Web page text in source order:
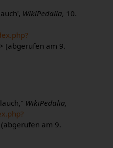
WikiPedalia, 10.
> [abgerufen am 9.
WikiPedalia,
(abgerufen am 9.